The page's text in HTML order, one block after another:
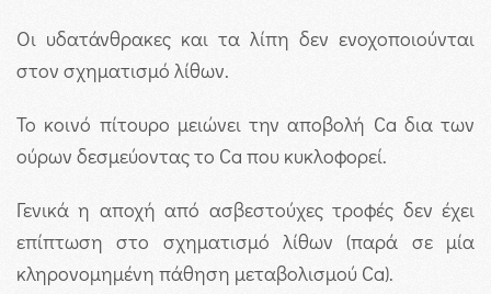
Οι υδατάνθρακες και τα λίπη δεν ενοχοποιούνται
στον σχηματισμό λίθων.
Το κοινό πίτουρο μειώνει την αποβολή Ca δια των
ούρων δεσμεύοντας το Ca που κυκλοφορεί.
Γενικά η αποχή από ασβεστούχες τροφές δεν έχει
επίπτωση στο σχηματισμό λίθων (παρά σε μία
κληρονομημένη πάθηση μεταβολισμού Ca).